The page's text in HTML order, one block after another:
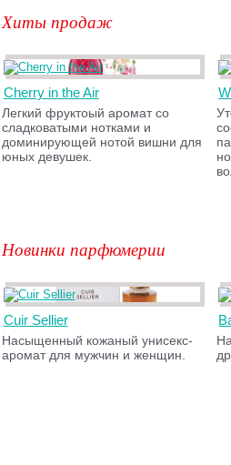
Хиты продаж
Cherry in the Air
Легкий фруктоый аромат со
сладковатыми нотками и
доминирующей нотой вишни для
юных девушек.
Новинки парфюмерии
Cuir Sellier
Насыщенный кожаный унисекс-
аромат для мужчин и женщин.